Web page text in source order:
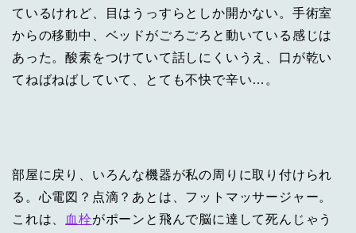
ているけれど、目はうっすらとしか開かない。手術室
からの移動中、ベッドがごろごろと動いている感じは
あった。酸素をつけていて話しにくいうえ、口が乾い
てねばねばしていて、とても不快で辛い…。
部屋に戻り、いろんな機器が私の周りに取り付けられ
る。心電図？点滴？あとは、フットマッサージャー。
これは、
血栓がポーンと飛んで脳に達して死んじゃう